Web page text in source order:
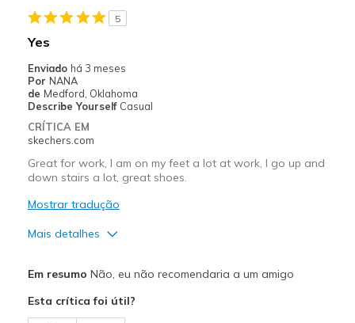
Travel
Width
Sizing
View On Shoes
Shoes are for Wearing
5
Yes
Enviado há 3 meses
Por NANA
de Medford, Oklahoma
Describe Yourself Casual
CRÍTICA EM
skechers.com
Great for work, I am on my feet a lot at work, I go up and
down stairs a lot, great shoes.
Mostrar tradução
Mais detalhes
Breathe Well
Em resumo Não, eu não recomendaria a um amigo
Esta crítica foi útil?